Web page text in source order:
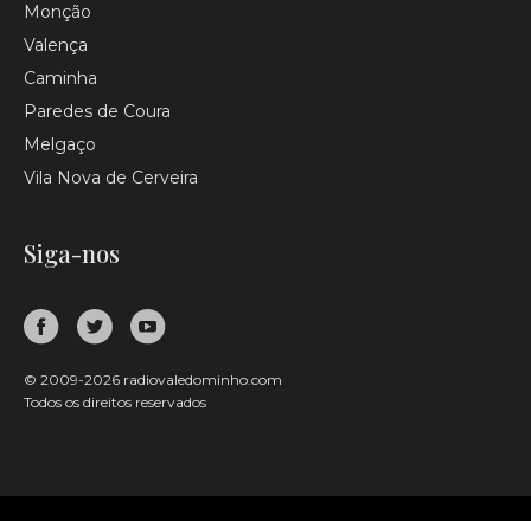
Monção
Valença
Caminha
Paredes de Coura
Melgaço
Vila Nova de Cerveira
Siga-nos
© 2009-2026 radiovaledominho.com
Todos os direitos reservados